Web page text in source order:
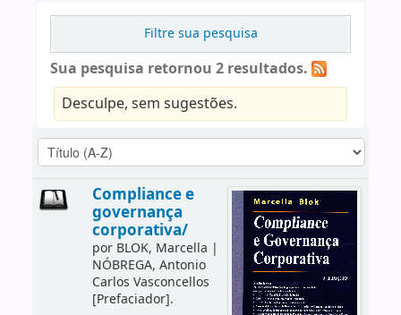
Filtre sua pesquisa
Sua pesquisa retornou 2 resultados.
Desculpe, sem sugestões.
Compliance e
governança
corporativa/
por BLOK, Marcella |
NÓBREGA, Antonio
Carlos Vasconcellos
[Prefaciador].